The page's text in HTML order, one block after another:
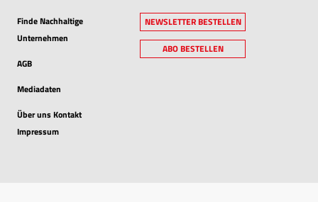
Finde Nachhaltige
Unternehmen
AGB
Mediadaten
Über uns Kontakt
Impressum
NEWSLETTER BESTELLEN
ABO BESTELLEN